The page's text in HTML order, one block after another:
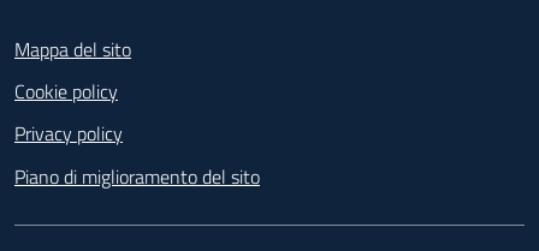
Mappa del sito
Cookie policy
Privacy policy
Piano di miglioramento del sito